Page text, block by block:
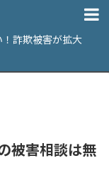
詐欺被害が拡大
被害相談は無